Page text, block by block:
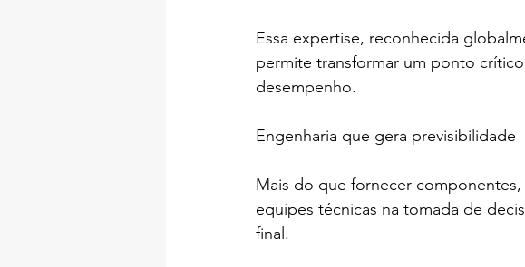
Essa expertise, reconhecida
permite transformar um ponto
desempenho.
Engenharia que gera previsibilidade
Mais do que fornecer componentes,
equipes técnicas na tomada de
final.